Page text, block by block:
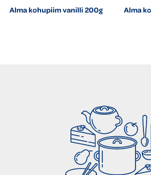
Alma kohupiim vanilli 200g Alma